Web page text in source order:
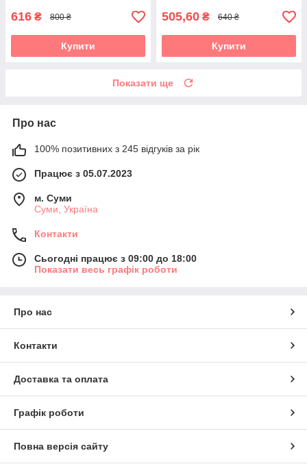
616 ₴ 800 ₴
Купити
505,60 ₴ 640 ₴
Купити
Показати ще
Про нас
100% позитивних з 245 відгуків за рік
Працює з 05.07.2023
м. Суми
Суми, Україна
Контакти
Сьогодні працює з 09:00 до 18:00
Показати весь графік роботи
Про нас
Контакти
Доставка та оплата
Графік роботи
Повна версія сайту